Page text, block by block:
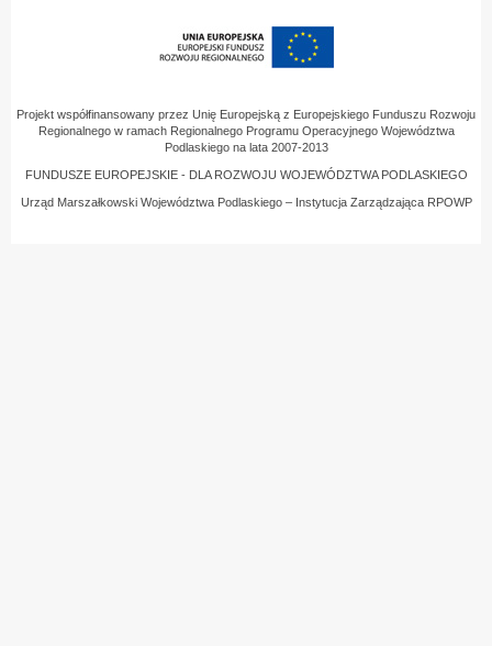
Projekt współfinansowany przez Unię Europejską z Europejskiego Funduszu Rozwoju
Regionalnego w ramach Regionalnego Programu Operacyjnego Województwa
Podlaskiego na lata 2007-2013
FUNDUSZE EUROPEJSKIE - DLA ROZWOJU WOJEWÓDZTWA PODLASKIEGO
Urząd Marszałkowski Województwa Podlaskiego – Instytucja Zarządzająca RPOWP